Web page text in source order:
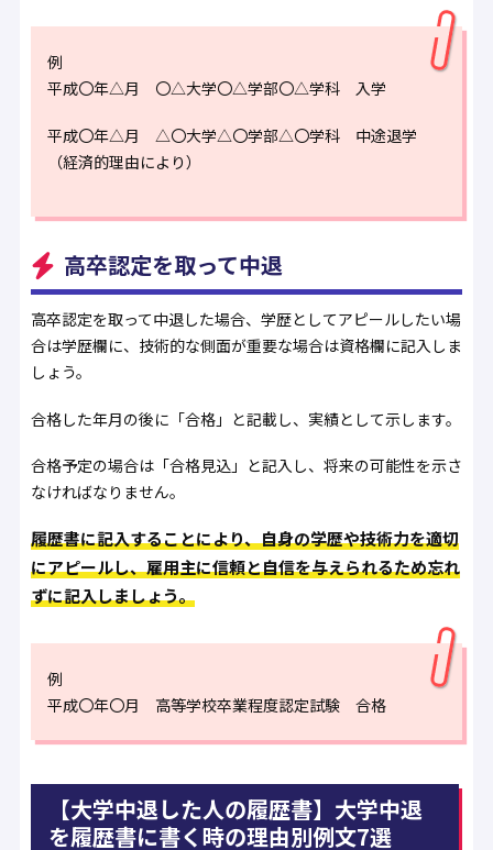
例
平成〇年△月 〇△大学〇△学部〇△学科 入学
平成〇年△月 △〇大学△〇学部△〇学科 中途退学
（経済的理由により）
高卒認定を取って中退
高卒認定を取って中退した場合、学歴としてアピールしたい場
合は学歴欄に、技術的な側面が重要な場合は資格欄に記入しま
しょう。
合格した年月の後に「合格」と記載し、実績として示します。
合格予定の場合は「合格見込」と記入し、将来の可能性を示さ
なければなりません。
履歴書に記入することにより、自身の学歴や技術力を適切
にアピールし、雇用主に信頼と自信を与えられるため忘れ
ずに記入しましょう。
例
平成〇年〇月 高等学校卒業程度認定試験 合格
【大学中退した人の履歴書】大学中退
を履歴書に書く時の理由別例文7選